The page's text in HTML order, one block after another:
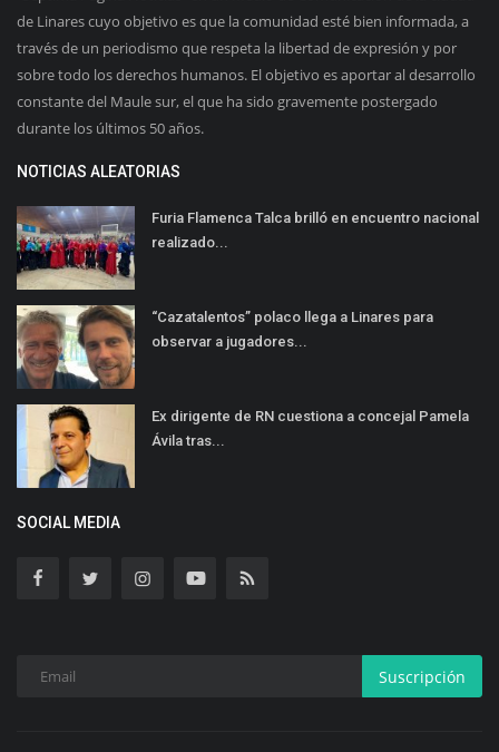
de Linares cuyo objetivo es que la comunidad esté bien informada, a
través de un periodismo que respeta la libertad de expresión y por
sobre todo los derechos humanos. El objetivo es aportar al desarrollo
constante del Maule sur, el que ha sido gravemente postergado
durante los últimos 50 años.
NOTICIAS ALEATORIAS
Furia Flamenca Talca brilló en encuentro nacional
realizado...
“Cazatalentos” polaco llega a Linares para
observar a jugadores...
Ex dirigente de RN cuestiona a concejal Pamela
Ávila tras...
SOCIAL MEDIA
Suscripción